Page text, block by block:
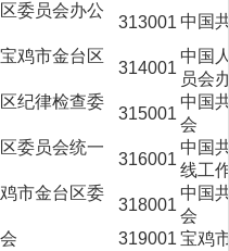
委员会办公
313001 中国
鸡市金台区
314001
中国
员会
纪律检查委
315001
中国
会
委员会统一
316001
中国
线工
市金台区委
318001
中国
会
319001 宝鸡